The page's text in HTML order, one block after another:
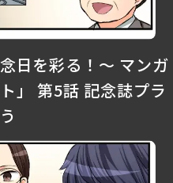
日を彩る！～ マンガ
」 第5話 記念誌プラ